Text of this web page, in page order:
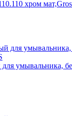
хром
умывальника,